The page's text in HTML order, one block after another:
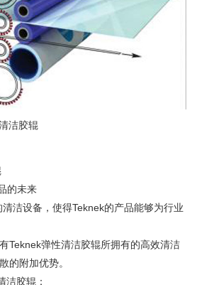
洁胶辊
的未来
洁设备，使得Teknek的产品能够为行业
Teknek弹性清洁胶辊所拥有的高效清洁
的附加优势。
胶辊：